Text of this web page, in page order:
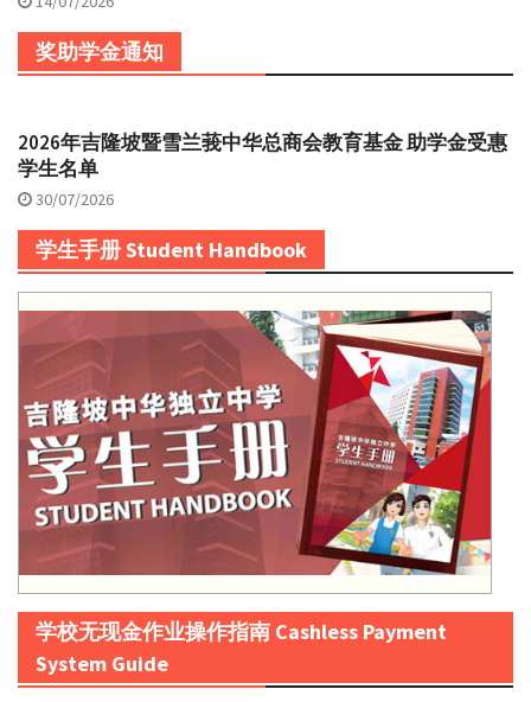
奖助学金通知
2026年吉隆坡暨雪兰莪中华总商会教育基金 助学金受惠
学生名单
30/07/2026
学生手册 Student Handbook
学校无现金作业操作指南 Cashless Payment
System Guide